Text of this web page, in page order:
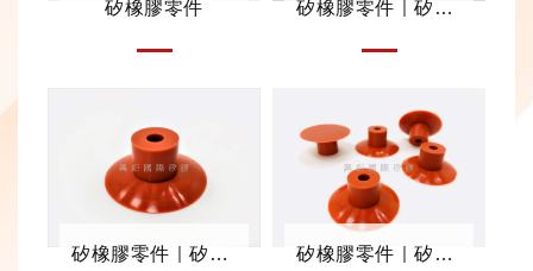
矽橡膠零件 矽橡膠零件｜矽膠塞
矽橡膠零件｜矽膠塞 矽橡膠零件｜矽膠塞